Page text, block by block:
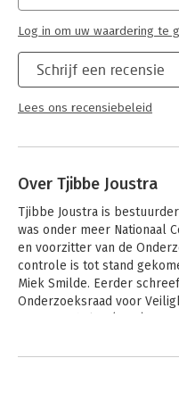
Hoofdrubriek:
Jongbloed:
Schrijf een recensie
Lees ons recensiebeleid
Log in om uw waardering te
Over Tjibbe Joustra
Tjibbe Joustra is
was onder meer Nationaal
en voorzitter van de
controle is tot stand
Miek Smilde. Eerder
Onderzoeksraad voor